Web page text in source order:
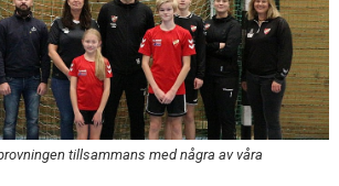
tillsammans med några av våra